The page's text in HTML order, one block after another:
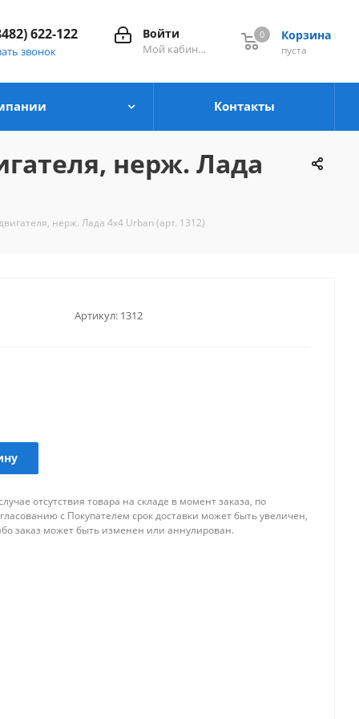
Корзина
0
пуста
0
Войти
Мой кабинет
622-122
звонок
Контакты
нерж. Лада
нерж. Лада 4x4 Urban (арт. 1312)
Артикул: 1312
отсутствия товара на складе в момент заказа, по
с Покупателем срок доставки может быть увеличен,
заказ может быть изменен или аннулирован.